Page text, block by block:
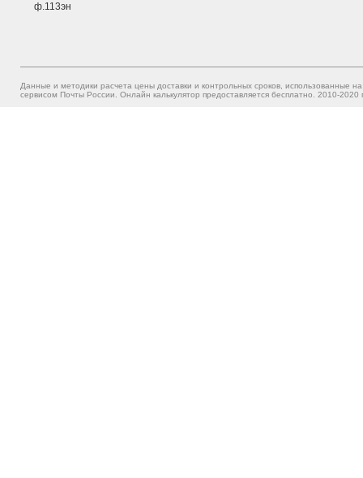
ф.113эн
Данные и методики расчета цены доставки и контрольных сроков, использованные
сервисом Почты России. Онлайн калькулятор предоставляется бесплатно. 2010-2020